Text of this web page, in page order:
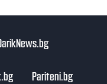
Pariteni.bg